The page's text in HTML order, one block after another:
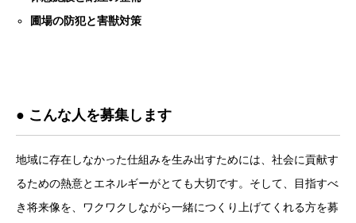
圃場の防犯と害獣対策
● こんな人を募集します
地域に存在しなかった仕組みを生み出すためには、社会に貢献す
るための熱意とエネルギーがとても大切です。そして、目指すべ
き将来像を、ワクワクしながら一緒につくり上げてくれる方を募